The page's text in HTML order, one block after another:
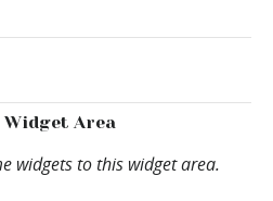
Area
widgets to this widget area.